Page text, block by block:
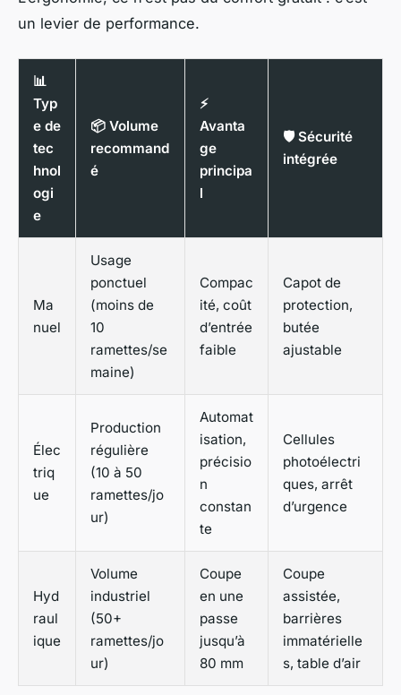
un levier de performance.
📊
Typ
e de
tec
hnol
ogi
e
📦 Volume
recommand
é
⚡
Avanta
ge
principa
l
🛡️ Sécurité
intégrée
Ma
nuel
Usage
ponctuel
(moins de
10
ramettes/se
maine)
Compac
ité, coût
d’entrée
faible
Capot de
protection,
butée
ajustable
Élec
triq
ue
Production
régulière
(10 à 50
ramettes/jo
ur)
Automat
isation,
précisio
n
constan
te
Cellules
photoélectri
ques, arrêt
d’urgence
Hyd
raul
ique
Volume
industriel
(50+
ramettes/jo
ur)
Coupe
en une
passe
jusqu’à
80 mm
Coupe
assistée,
barrières
immatérielle
s, table d’air